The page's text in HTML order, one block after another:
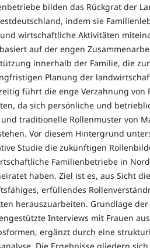
bilden das Rückgrat der
indem sie
wirtschaftliche Aktivitäten
auf der engen
innerhalb der Familie, die
Planung der
führt die enge Verzahnung von
da sich persönliche und
und traditionelle Rollenmuster von
Vor diesem Hintergrund
Studie die zukünftigen
Familienbetriebe in
haben. Ziel ist es, aus Sicht
erfüllendes
herauszuarbeiten. Grundlage der
Interviews mit Frauen
ergänzt durch eine